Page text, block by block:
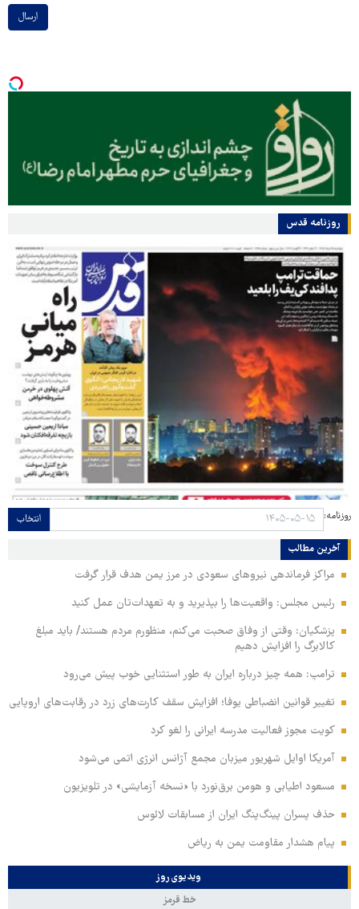
ارسال
روزنامه قدس
روزنامه: انتخاب
آخرین مطالب
مراکز فرماندهی نیروهای سعودی در مرز یمن هدف قرار گرفت
رئیس مجلس: واقعیت‌ها را بپذیرید و به تعهدات‌تان عمل کنید
پزشکیان: وقتی از وفاق صحبت می‌کنم، منظورم مردم هستند/ باید مبلغ
کالابرگ را افزایش دهیم
ترامپ: همه چیز درباره ایران به طور استثنایی خوب پیش می‌رود
تغییر قوانین انضباطی یوفا؛ افزایش سقف کارت‌های زرد در رقابت‌های اروپایی
کویت مجوز فعالیت مدرسه ایرانی را لغو کرد
آمریکا اوایل شهریور میزبان مجمع آژانس انرژی اتمی می‌شود
مسعود اطیابی و هومن برق‌نورد با «نسخه آزمایشی» در تلویزیون
حذف پسران پینگ‌پنگ ایران از مسابقات لائوس
پیام هشدار مقاومت یمن به ریاض
ویدیوی روز
خط قرمز